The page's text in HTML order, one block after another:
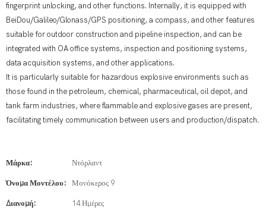
fingerprint unlocking, and other functions. Internally, it is equipped with
BeiDou/Galileo/Glonass/GPS positioning, a compass, and other features
suitable for outdoor construction and pipeline inspection, and can be
integrated with OA office systems, inspection and positioning systems,
data acquisition systems, and other applications.
It is particularly suitable for hazardous explosive environments such as
those found in the petroleum, chemical, pharmaceutical, oil depot, and
tank farm industries, where flammable and explosive gases are present,
facilitating timely communication between users and production/dispatch.
Μάρκα: Ντόρλαντ
Όνομα Μοντέλου: Μονόκερος 9
Διανομή: 14 Ημέρες